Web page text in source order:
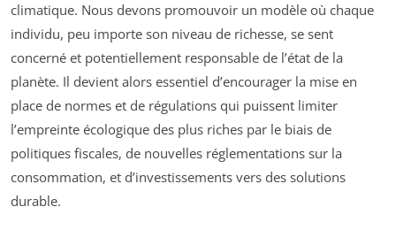
climatique. Nous devons promouvoir un modèle où chaque
individu, peu importe son niveau de richesse, se sent
concerné et potentiellement responsable de l’état de la
planète. Il devient alors essentiel d’encourager la mise en
place de normes et de régulations qui puissent limiter
l’empreinte écologique des plus riches par le biais de
politiques fiscales, de nouvelles réglementations sur la
consommation, et d’investissements vers des solutions
durable.